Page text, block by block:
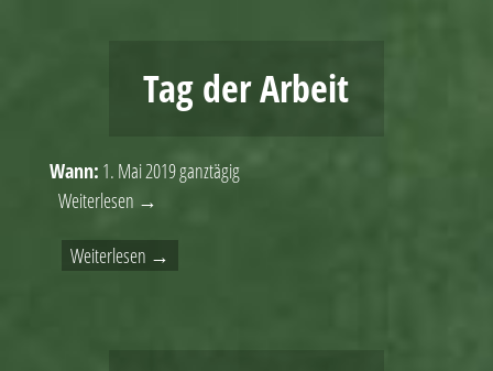
Tag der Arbeit
Wann: 1. Mai 2019ganztägig
Weiterlesen →
Weiterlesen →